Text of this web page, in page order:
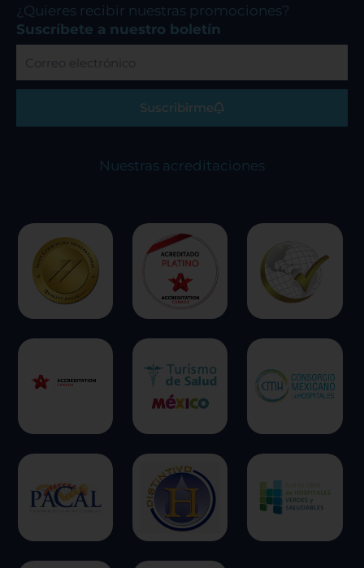
b
o
o
k
a
g
r
a
m
u
b
e
¿Quieres recibir nuestras promociones?
Suscríbete a nuestro boletín
electrónico
Suscribirme
Nuestras acreditaciones